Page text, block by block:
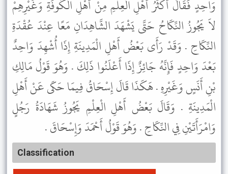
وَاحِدٍ فَقَالَ أَكْثَرُ أَهْلِ الْعِلْمِ مِنْ أَهْلِ الْكُوفَةِ وَغَيْرِهِمْ
لاَ يَجُوزُ النِّكَاحُ حَتَّى يَشْهَدَ الشَّاهِدَانِ مَعًا عِنْدَ عُقْدَةِ
النِّكَاحِ . وَقَدْ رَأَى بَعْضُ أَهْلِ الْمَدِينَةِ إِذَا أُشْهِدَ وَاحِدٌ
بَعْدَ وَاحِدٍ فَإِنَّهُ جَائِزٌ إِذَا أَعْلَنُوا ذَلِكَ . وَهُوَ قَوْلُ مَالِكِ
بْنِ أَنَسٍ وَغَيْرِهِ . هَكَذَا قَالَ إِسْحَاقُ فِيمَا حَكَى عَنْ أَهْلِ
الْمَدِينَةِ . وَقَالَ بَعْضُ أَهْلِ الْعِلْمِ يَجُوزُ شَهَادَةُ رَجُلٍ
وَامْرَأَتَيْنِ فِي النِّكَاحِ . وَهُوَ قَوْلُ أَحْمَدَ وَإِسْحَاقَ .
Classification